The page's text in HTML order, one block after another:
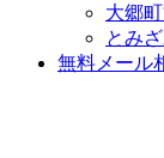
大郷
とみ
無料メール